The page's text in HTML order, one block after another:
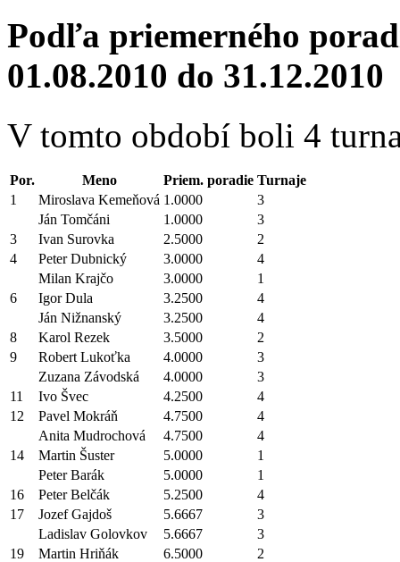
Podľa priemerného
01.08.2010 do 31.12.2010
V tomto období boli 4
Por. Meno Priem. poradie Turnaje
1
Miroslava Kemeňová 1.0000
3
Ján Tomčáni
1.0000
3
3
Ivan Surovka 2.5000
2
4
Peter Dubnický 3.0000
4
Milan Krajčo
3.0000
1
6
Igor Dula 3.2500
4
Ján Nižnanský
3.2500
4
8
Karol Rezek 3.5000
2
9
Robert Lukoťka 4.0000
3
Zuzana Závodská
4.0000
3
11
Ivo Švec 4.2500
4
12
Pavel Mokráň 4.7500
4
Anita Mudrochová
4.7500
4
14
Martin Šuster 5.0000
1
Peter Barák
5.0000
1
16
Peter Belčák 5.2500
4
17
Jozef Gajdoš 5.6667
3
Ladislav Golovkov
5.6667
3
19
Martin Hriňák 6.5000
2